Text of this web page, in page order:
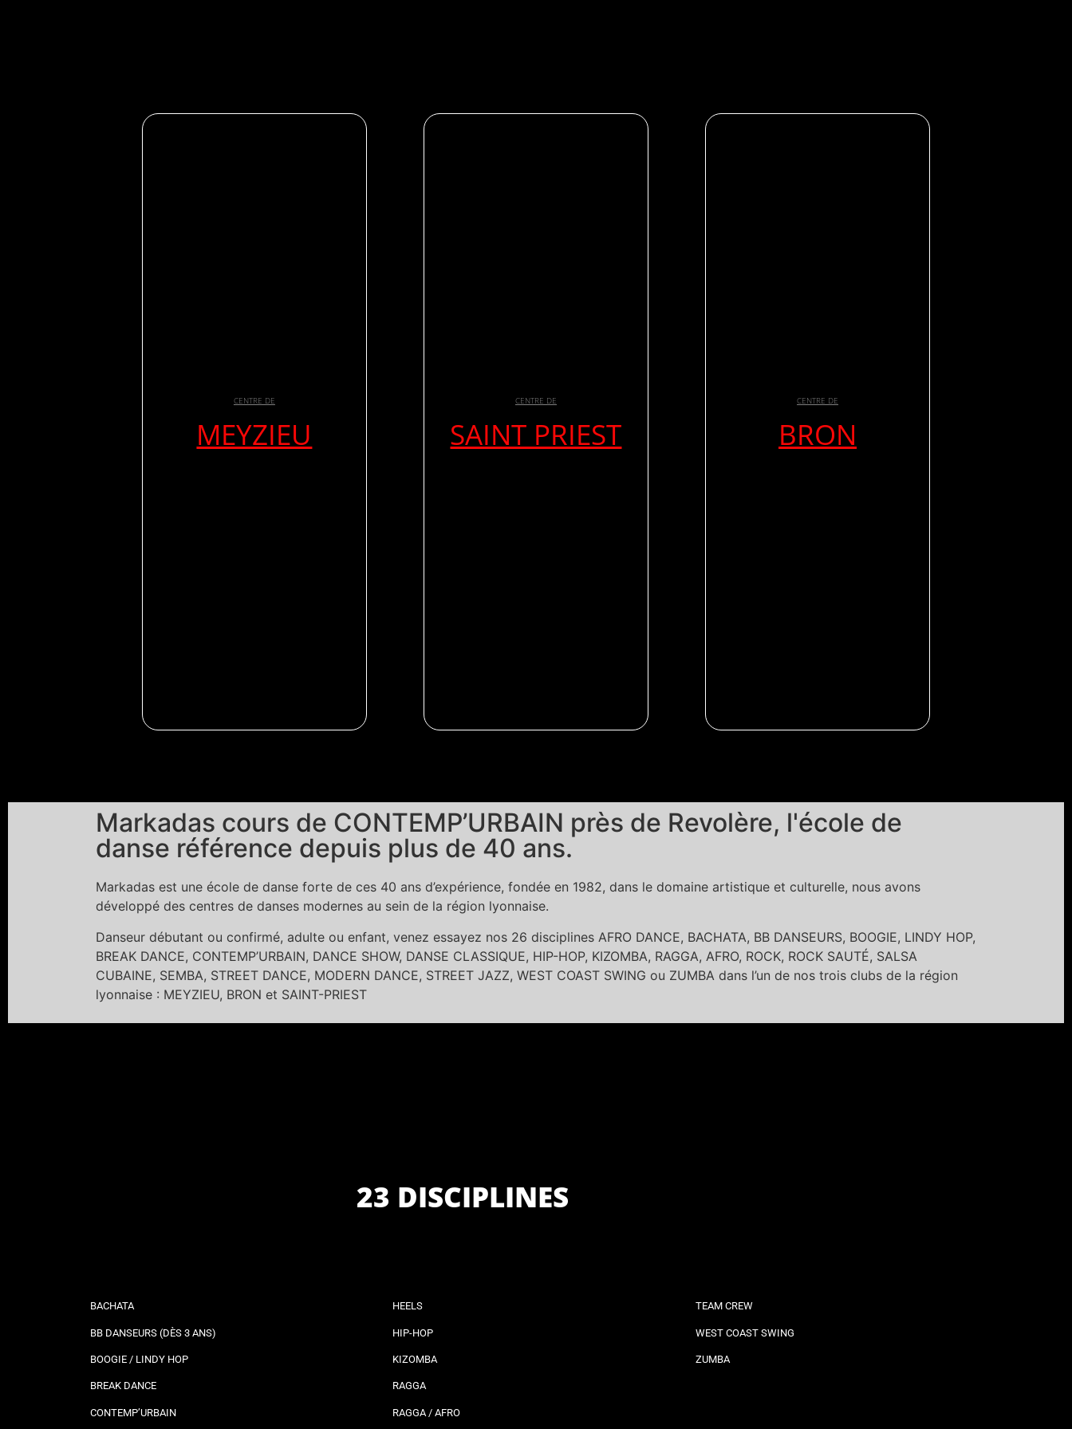
CENTRE DE
MEYZIEU
CENTRE DE
SAINT PRIEST
CENTRE DE
BRON
Markadas cours de CONTEMP’URBAIN près de Revolère, l'école de
danse référence depuis plus de 40 ans.
Markadas est une école de danse forte de ces 40 ans d’expérience, fondée en 1982, dans le domaine artistique et culturelle, nous avons
développé des centres de danses modernes au sein de la région lyonnaise.
Danseur débutant ou confirmé, adulte ou enfant, venez essayez nos 26 disciplines AFRO DANCE, BACHATA, BB DANSEURS, BOOGIE, LINDY HOP,
BREAK DANCE, CONTEMP’URBAIN, DANCE SHOW, DANSE CLASSIQUE, HIP-HOP, KIZOMBA, RAGGA, AFRO, ROCK, ROCK SAUTÉ, SALSA
CUBAINE, SEMBA, STREET DANCE, MODERN DANCE, STREET JAZZ, WEST COAST SWING ou ZUMBA dans l’un de nos trois clubs de la région
lyonnaise : MEYZIEU, BRON et SAINT-PRIEST
23 DISCIPLINES
BACHATA
BB DANSEURS (DÈS 3 ANS)
BOOGIE / LINDY HOP
BREAK DANCE
CONTEMP’URBAIN
HEELS
HIP-HOP
KIZOMBA
RAGGA
RAGGA / AFRO
TEAM CREW
WEST COAST SWING
ZUMBA